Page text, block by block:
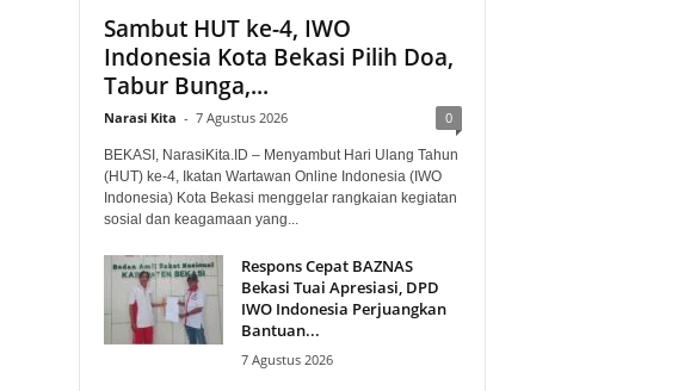
Sambut HUT ke-4, IWO
Indonesia Kota Bekasi Pilih Doa,
Tabur Bunga,...
Narasi Kita - 7 Agustus 2026 0
BEKASI, NarasiKita.ID – Menyambut Hari Ulang Tahun
(HUT) ke-4, Ikatan Wartawan Online Indonesia (IWO
Indonesia) Kota Bekasi menggelar rangkaian kegiatan
sosial dan keagamaan yang...
Respons Cepat BAZNAS
Bekasi Tuai Apresiasi, DPD
IWO Indonesia Perjuangkan
Bantuan...
7 Agustus 2026